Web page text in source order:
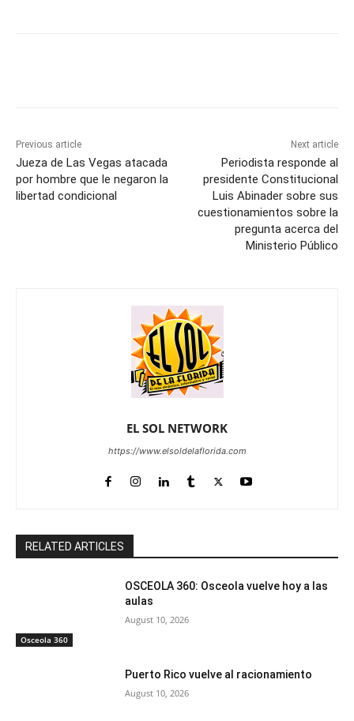
Previous article
Jueza de Las Vegas atacada
por hombre que le negaron la
libertad condicional
Next article
Periodista responde al
presidente Constitucional
Luis Abinader sobre sus
cuestionamientos sobre la
pregunta acerca del
Ministerio Público
EL SOL NETWORK
https://www.elsoldelaflorida.com
RELATED ARTICLES
Osceola 360
OSCEOLA 360: Osceola vuelve hoy a las
aulas
August 10, 2026
Puerto Rico vuelve al racionamiento
August 10, 2026